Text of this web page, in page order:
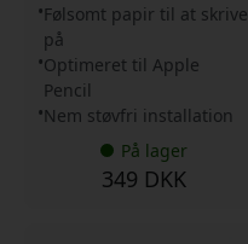
Følsomt papir til at skrive
på
Optimeret til Apple
Pencil
Nem støvfri installation
På lager
349 DKK